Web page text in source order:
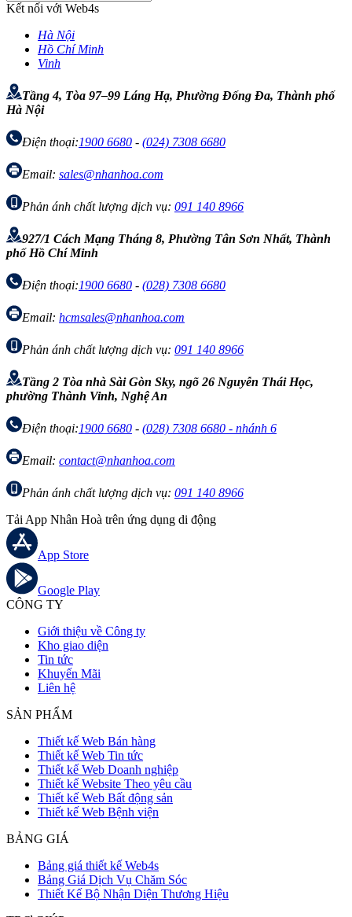
Kết nối với Web4s
Hà Nội
Hồ Chí Minh
Vinh
Tầng 4, Tòa 97–99 Láng Hạ, Phường Đống Đa, Thành phố
Hà Nội
Điện thoại:1900 6680 - (024) 7308 6680
Email: sales@nhanhoa.com
Phản ánh chất lượng dịch vụ: 091 140 8966
927/1 Cách Mạng Tháng 8, Phường Tân Sơn Nhất, Thành
phố Hồ Chí Minh
Điện thoại:1900 6680 - (028) 7308 6680
Email: hcmsales@nhanhoa.com
Phản ánh chất lượng dịch vụ: 091 140 8966
Tầng 2 Tòa nhà Sài Gòn Sky, ngõ 26 Nguyễn Thái Học,
phường Thành Vinh, Nghệ An
Điện thoại:1900 6680 - (028) 7308 6680 - nhánh 6
Email: contact@nhanhoa.com
Phản ánh chất lượng dịch vụ: 091 140 8966
Tải App Nhân Hoà trên ứng dụng di động
App Store
Google Play
CÔNG TY
Giới thiệu về Công ty
Kho giao diện
Tin tức
Khuyến Mãi
Liên hệ
SẢN PHẨM
Thiết kế Web Bán hàng
Thiết kế Web Tin tức
Thiết kế Web Doanh nghiệp
Thiết kế Website Theo yêu cầu
Thiết kế Web Bất động sản
Thiết kế Web Bệnh viện
BẢNG GIÁ
Bảng giá thiết kế Web4s
Bảng Giá Dịch Vụ Chăm Sóc
Thiết Kế Bộ Nhận Diện Thương Hiệu